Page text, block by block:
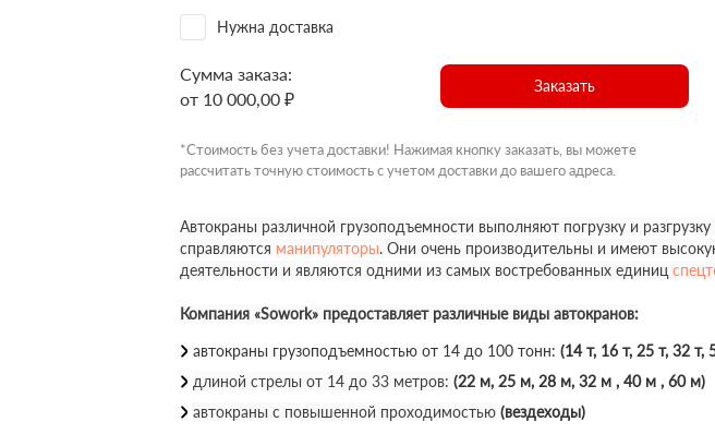
Нужна доставка
Сумма заказа:
от 10 000,00 ₽
Заказать
*Стоимость без учета доставки! Нажимая кнопку заказать, вы можете
рассчитать точную стоимость с учетом доставки до вашего адреса.
Автокраны различной грузоподъемности выполняют погрузку и
справляются манипуляторы. Они очень производительны и имеют
деятельности и являются одними из самых востребованных единиц
Компания «Sowork» предоставляет различные виды автокранов:
автокраны грузоподъемностью от 14 до 100 тонн: (14 т, 16 т, 25 т, 32 т,
длиной стрелы от 14 до 33 метров: (22 м, 25 м, 28 м, 32 м , 40 м , 60 м)
автокраны с повышенной проходимостью (вездеходы)